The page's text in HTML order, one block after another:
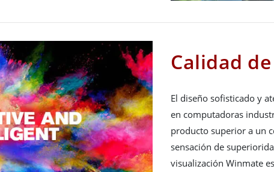
Calidad
El diseño sofisticado y
en computadoras
producto superior a un
sensación de
visualización Winmate